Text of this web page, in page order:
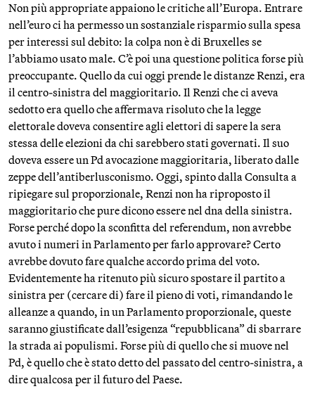
Non più appropriate appaiono le critiche all’Europa. Entrare
nell’euro ci ha permesso un sostanziale risparmio sulla spesa
per interessi sul debito: la colpa non è di Bruxelles se
l’abbiamo usato male. C’è poi una questione politica forse più
preoccupante. Quello da cui oggi prende le distanze Renzi, era
il centro-sinistra del maggioritario. Il Renzi che ci aveva
sedotto era quello che affermava risoluto che la legge
elettorale doveva consentire agli elettori di sapere la sera
stessa delle elezioni da chi sarebbero stati governati. Il suo
doveva essere un Pd avocazione maggioritaria, liberato dalle
zeppe dell’antiberlusconismo. Oggi, spinto dalla Consulta a
ripiegare sul proporzionale, Renzi non ha riproposto il
maggioritario che pure dicono essere nel dna della sinistra.
Forse perché dopo la sconfitta del referendum, non avrebbe
avuto i numeri in Parlamento per farlo approvare? Certo
avrebbe dovuto fare qualche accordo prima del voto.
Evidentemente ha ritenuto più sicuro spostare il partito a
sinistra per (cercare di) fare il pieno di voti, rimandando le
alleanze a quando, in un Parlamento proporzionale, queste
saranno giustificate dall’esigenza “repubblicana” di sbarrare
la strada ai populismi. Forse più di quello che si muove nel
Pd, è quello che è stato detto del passato del centro-sinistra, a
dire qualcosa per il futuro del Paese.